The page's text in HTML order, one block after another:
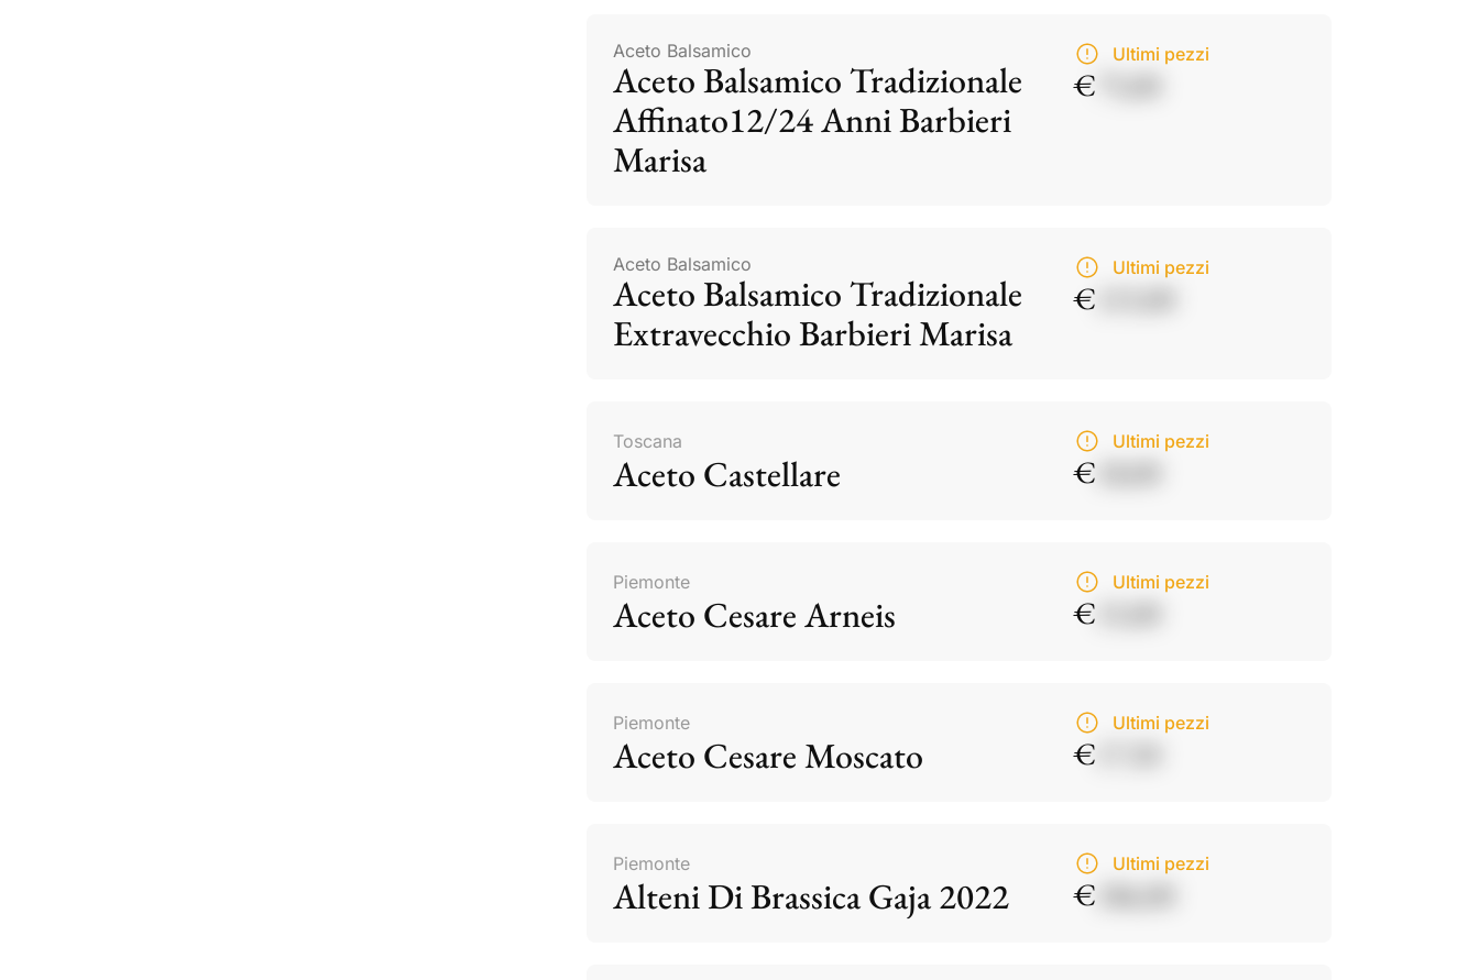
Aceto Balsamico
Aceto Balsamico Tradizionale
Affinato12/24 Anni Barbieri
Marisa
Ultimi pezzi
€
Aceto Balsamico
Aceto Balsamico Tradizionale
Extravecchio Barbieri Marisa
Ultimi pezzi
€
Toscana
Aceto Castellare
Ultimi pezzi
€
Piemonte
Aceto Cesare Arneis
Ultimi pezzi
€
Piemonte
Aceto Cesare Moscato
Ultimi pezzi
€
Piemonte
Alteni Di Brassica Gaja 2022
Ultimi pezzi
€ 186,00